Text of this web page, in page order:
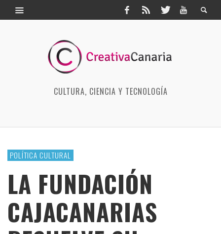
CULTURA, CIENCIA Y TECNOLOGÍA
POLÍTICA CULTURAL
LA FUNDACIÓN
CAJACANARIAS